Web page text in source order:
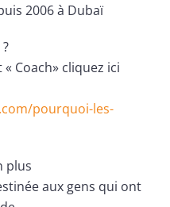
2006 à Dubaï
« Coach» cliquez ici
pourquoi-les-
plus
aux gens qui ont